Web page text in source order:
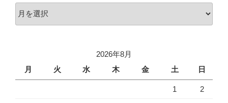
ー
2026年8月
月
火 水 木 金 土 日
1 2